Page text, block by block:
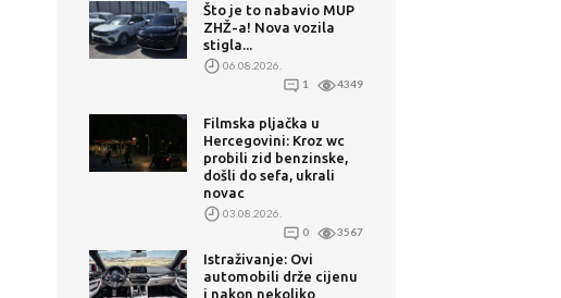
Što je to nabavio MUP
ZHŽ-a! Nova vozila
stigla...
06.08.2026.
1
4349
Filmska pljačka u
Hercegovini: Kroz wc
probili zid benzinske,
došli do sefa, ukrali
novac
03.08.2026.
0
3567
Istraživanje: Ovi
automobili drže cijenu
i nakon nekoliko